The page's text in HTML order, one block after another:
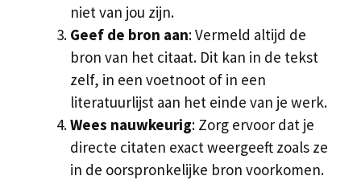
niet van jou zijn.
Geef de bron aan: Vermeld altijd de
bron van het citaat. Dit kan in de tekst
zelf, in een voetnoot of in een
literatuurlijst aan het einde van je werk.
Wees nauwkeurig: Zorg ervoor dat je
directe citaten exact weergeeft zoals ze
in de oorspronkelijke bron voorkomen.